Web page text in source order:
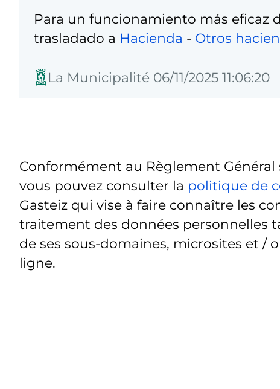
Para un funcionamiento más eficaz
trasladado a Hacienda - Otros
La Municipalité 06/11/2025 11:06:20
Conformément au Règlement Général
vous pouvez consulter la politique de
Gasteiz qui vise à faire connaître les
traitement des données personnelles
de ses sous-domaines, microsites et /
ligne.